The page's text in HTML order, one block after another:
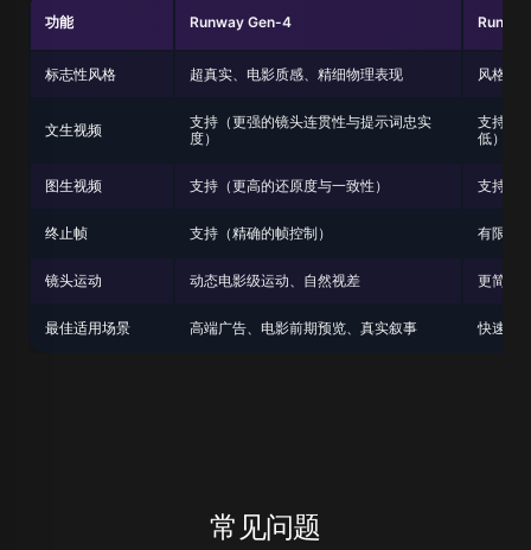
功能 Runway Gen-4
标志性风格 超真实、电影质感、精细物理表现 风格化
文生视频
支持（更强的镜头连贯性与提示词忠实
度）
支持（
低）
图生视频 支持（更高的还原度与一致性） 支持（
终止帧 支持（精确的帧控制） 有限（
镜头运动 动态电影级运动、自然视差 更简单
最佳适用场景 高端广告、电影前期预览、真实叙事 快速短
常见问题